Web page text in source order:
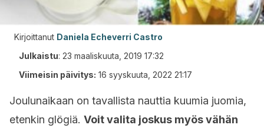
Kirjoittanut Daniela Echeverri Castro
Julkaistu: 23 maaliskuuta, 2019 17:32
Viimeisin päivitys: 16 syyskuuta, 2022 21:17
Joulunaikaan on tavallista nauttia kuumia juomia,
etenkin glögiä. Voit valita joskus myös vähän